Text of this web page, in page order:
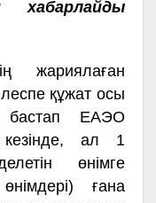
жариялаған
құжат осы
ЕАЭО
кезінде, ал 1
өнімге
ғана